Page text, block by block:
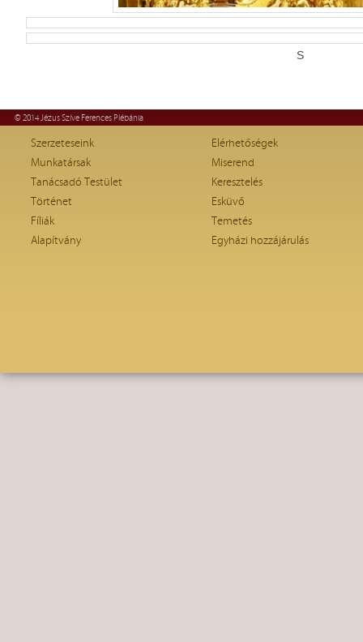
S
© 2014 Jézus Szíve Ferences Plébánia
Szerzeteseink
Munkatársak
Tanácsadó Testület
Történet
Fíliák
Alapítvány
Elérhetőségek
Miserend
Keresztelés
Esküvő
Temetés
Egyházi hozzájárulás